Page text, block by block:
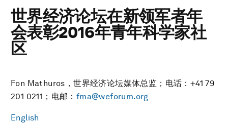
世界经济论坛在新领军者年
会表彰2016年青年科学家社
区
Fon Mathuros，世界经济论坛媒体总监；电话：+41 79
201 0211；电邮： fma@weforum.org
English